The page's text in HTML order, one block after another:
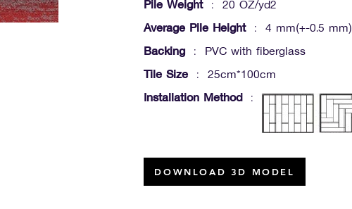
Pile Weight: 20 OZ/yd2
Average Pile Height: 4 mm(+-0.5 mm)
Backing : PVC with fiberglass
Tile Size : 25cm*100cm
Installation Method:
DOWNLOAD 3D MODEL